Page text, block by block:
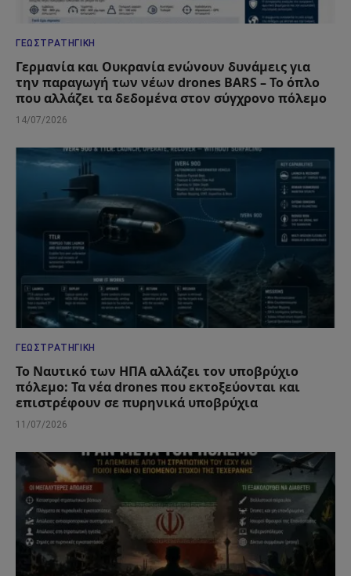
ΓΕΩΣΤΡΑΤΗΓΙΚΉ
Γερμανία και Ουκρανία ενώνουν δυνάμεις για
την παραγωγή των νέων drones BARS – Το όπλο
που αλλάζει τα δεδομένα στον σύγχρονο πόλεμο
14/07/2026
ΓΕΩΣΤΡΑΤΗΓΙΚΉ
Το Ναυτικό των ΗΠΑ αλλάζει τον υποβρύχιο
πόλεμο: Τα νέα drones που εκτοξεύονται και
επιστρέφουν σε πυρηνικά υποβρύχια
11/07/2026